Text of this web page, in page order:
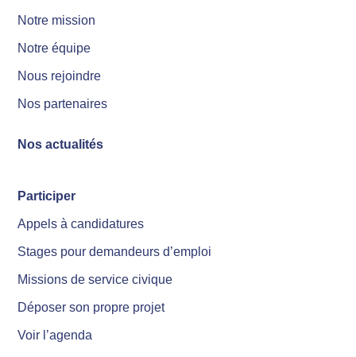
Notre mission
Notre équipe
Nous rejoindre
Nos partenaires
Nos actualités
Participer
Appels à candidatures
Stages pour demandeurs d’emploi
Missions de service civique
Déposer son propre projet
Voir l’agenda